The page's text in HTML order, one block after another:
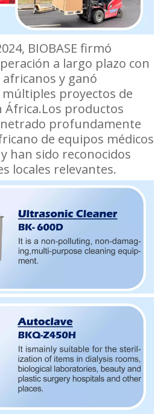
BIOBASE firmó
a largo plazo con
y ganó
proyectos de
África.Los productos
profundamente
de equipos médicos
han sido reconocidos
locales relevantes.